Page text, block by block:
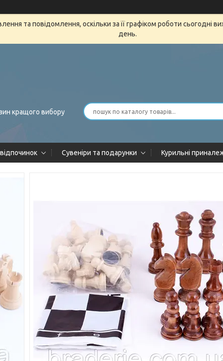
та повідомлення, оскільки за її графіком роботи сьогодні
день.
кращого вибору
Сувеніри та подарунки Курильні